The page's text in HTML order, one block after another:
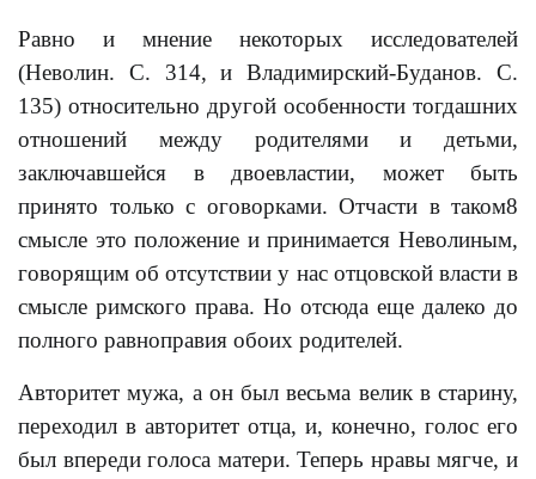
Равно и мнение некоторых исследователей
(Неволин. С. 314, и Владимирский-Буданов. С.
135) относительно другой особенности тогдашних
отношений между родителями и детьми,
заключавшейся в двоевластии, может быть
принято только с оговорками. Отчасти в таком8
смысле это положение и принимается Неволиным,
говорящим об отсутствии у нас отцовской власти в
смысле римского права. Но отсюда еще далеко до
полного равноправия обоих родителей.
Авторитет мужа, а он был весьма велик в старину,
переходил в авторитет отца, и, конечно, голос его
был впереди голоса матери. Теперь нравы мягче, и